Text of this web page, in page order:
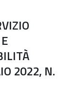
2022, N.